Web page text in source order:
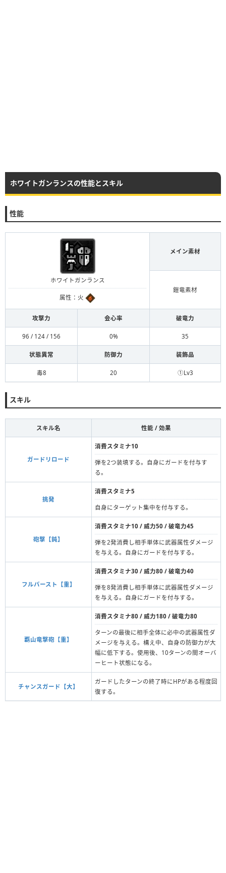
ホワイトガンランスの性能とスキル
性能
ホワイトガンランス
属性：火
メイン素材
鎧竜素材
攻撃力 会心率 破竜力
96 / 124 / 156 0% 35
状態異常 防御力 装飾品
毒8 20 ①Lv3
スキル
スキル名 性能 / 効果
ガードリロード
消費スタミナ10
弾を2つ装填する。自身にガードを付与す
る。
挑発
消費スタミナ5
自身にターゲット集中を付与する。
砲撃【鈍】
消費スタミナ10 / 威力50 / 破竜力45
弾を2発消費し相手単体に武器属性ダメージ
を与える。自身にガードを付与する。
フルバースト【重】
消費スタミナ30 / 威力80 / 破竜力40
弾を8発消費し相手単体に武器属性ダメージ
を与える。自身にガードを付与する。
覇山竜撃砲【重】
消費スタミナ80 / 威力180 / 破竜力80
ターンの最後に相手全体に必中の武器属性ダ
メージを与える。構え中、自身の防御力が大
幅に低下する。使用後、10ターンの間オーバ
ーヒート状態になる。
チャンスガード【大】
ガードしたターンの終了時にHPがある程度回
復する。